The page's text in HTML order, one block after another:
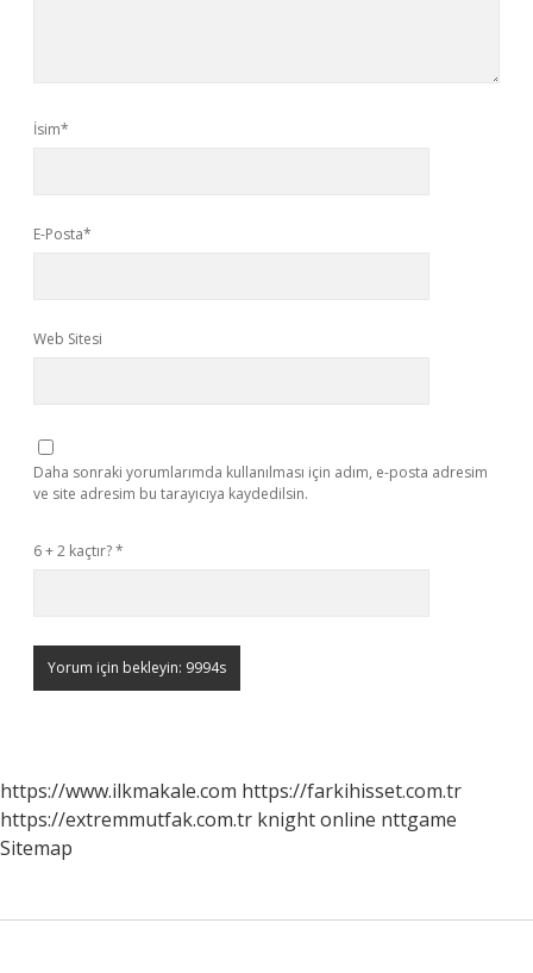
İsim*
E-Posta*
Web Sitesi
Daha sonraki yorumlarımda kullanılması için adım, e-posta adresim
ve site adresim bu tarayıcıya kaydedilsin.
6 + 2 kaçtır?*
https://www.ilkmakale.com https://farkihisset.com.tr
https://extremmutfak.com.tr knight online nttgame
Sitemap